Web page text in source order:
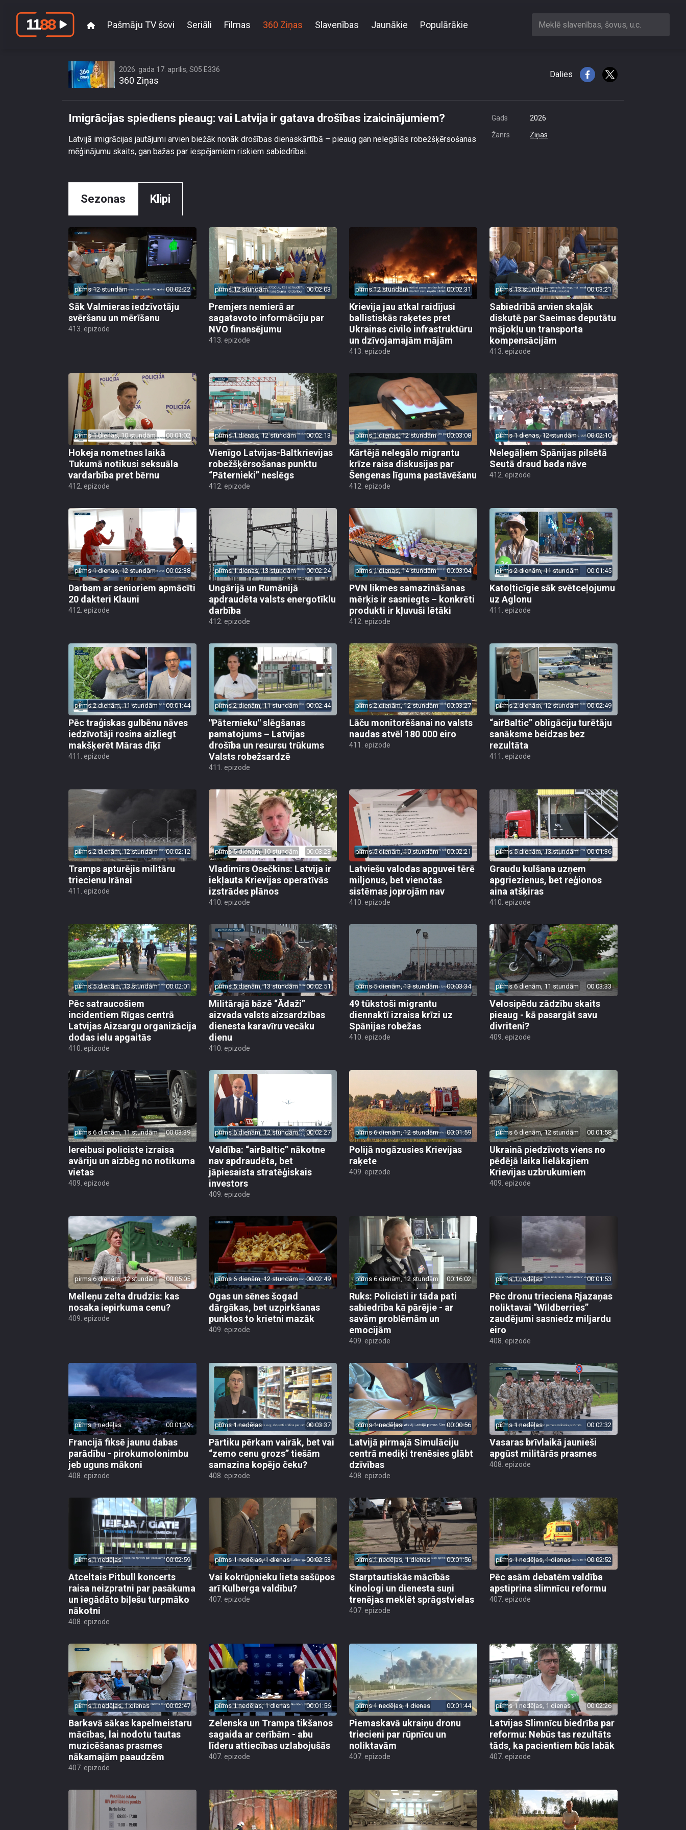
Pašmāju TV šovi Seriāli Filmas 360 Ziņas Slavenības Jaunākie Populārākie Meklē slavenības, šovus, u.c.
2026. gada 17. aprīlis, S05 E336
360 Ziņas
Dalies
Imigrācijas spiediens pieaug: vai Latvija ir gatava drošības izaicinājumiem?
Latvijā imigrācijas jautājumi arvien biežāk nonāk drošības dienaskārtībā – pieaug gan nelegālās robežšķērsošanas
mēģinājumu skaits, gan bažas par iespējamiem riskiem sabiedrībai.
Gads 2026
Žanrs Ziņas
Sezonas Klipi
pirms 12 stundām 00:02:22
Sāk Valmieras iedzīvotāju
svēršanu un mērīšanu
413. epizode
pirms 12 stundām 00:02:03
Premjers nemierā ar
sagatavoto informāciju par
NVO finansējumu
413. epizode
pirms 12 stundām 00:02:31
Krievija jau atkal raidījusi
ballistiskās raķetes pret
Ukrainas civilo infrastruktūru
un dzīvojamajām mājām
413. epizode
pirms 13 stundām 00:03:21
Sabiedrībā arvien skaļāk
diskutē par Saeimas deputātu
mājokļu un transporta
kompensācijām
413. epizode
pirms 1 dienas, 10 stundām 00:01:02
Hokeja nometnes laikā
Tukumā notikusi seksuāla
vardarbība pret bērnu
412. epizode
pirms 1 dienas, 12 stundām 00:02:13
Vienīgo Latvijas-Baltkrievijas
robežšķērsošanas punktu
“Pāternieki” neslēgs
412. epizode
pirms 1 dienas, 12 stundām 00:03:08
Kārtējā nelegālo migrantu
krīze raisa diskusijas par
Šengenas līguma pastāvēšanu
412. epizode
pirms 1 dienas, 12 stundām 00:02:10
Nelegāļiem Spānijas pilsētā
Seutā draud bada nāve
412. epizode
pirms 1 dienas, 12 stundām 00:02:38
Darbam ar senioriem apmācīti
20 dakteri Klauni
412. epizode
pirms 1 dienas, 13 stundām 00:02:24
Ungārijā un Rumānijā
apdraudēta valsts energotīklu
darbība
412. epizode
pirms 1 dienas, 14 stundām 00:03:04
PVN likmes samazināšanas
mērķis ir sasniegts – konkrēti
produkti ir kļuvuši lētāki
412. epizode
pirms 2 dienām, 11 stundām 00:01:45
Katoļticīgie sāk svētceļojumu
uz Aglonu
411. epizode
pirms 2 dienām, 11 stundām 00:01:44
Pēc traģiskas gulbēnu nāves
iedzīvotāji rosina aizliegt
makšķerēt Māras dīķī
411. epizode
pirms 2 dienām, 11 stundām 00:02:44
"Pāternieku" slēgšanas
pamatojums – Latvijas
drošība un resursu trūkums
Valsts robežsardzē
411. epizode
pirms 2 dienām, 12 stundām 00:03:27
Lāču monitorēšanai no valsts
naudas atvēl 180 000 eiro
411. epizode
pirms 2 dienām, 12 stundām 00:02:49
“airBaltic” obligāciju turētāju
sanāksme beidzas bez
rezultāta
411. epizode
pirms 2 dienām, 12 stundām 00:02:12
Tramps apturējis militāru
triecienu Irānai
411. epizode
pirms 5 dienām, 10 stundām 00:03:23
Vladimirs Osečkins: Latvija ir
iekļauta Krievijas operatīvās
izstrādes plānos
410. epizode
pirms 5 dienām, 10 stundām 00:02:21
Latviešu valodas apguvei tērē
miljonus, bet vienotas
sistēmas joprojām nav
410. epizode
pirms 5 dienām, 13 stundām 00:01:36
Graudu kulšana uzņem
apgriezienus, bet reģionos
aina atšķiras
410. epizode
pirms 5 dienām, 13 stundām 00:02:01
Pēc satraucošiem
incidentiem Rīgas centrā
Latvijas Aizsargu organizācija
dodas ielu apgaitās
410. epizode
pirms 5 dienām, 13 stundām 00:02:51
Militārajā bāzē “Ādaži”
aizvada valsts aizsardzības
dienesta karavīru vecāku
dienu
410. epizode
pirms 5 dienām, 13 stundām 00:03:34
49 tūkstoši migrantu
diennaktī izraisa krīzi uz
Spānijas robežas
410. epizode
pirms 6 dienām, 11 stundām 00:03:33
Velosipēdu zādzību skaits
pieaug - kā pasargāt savu
divriteni?
409. epizode
pirms 6 dienām, 11 stundām 00:03:39
Iereibusi policiste izraisa
avāriju un aizbēg no notikuma
vietas
409. epizode
pirms 6 dienām, 12 stundām 00:02:27
Valdība: “airBaltic” nākotne
nav apdraudēta, bet
jāpiesaista stratēģiskais
investors
409. epizode
pirms 6 dienām, 12 stundām 00:01:59
Polijā nogāzusies Krievijas
raķete
409. epizode
pirms 6 dienām, 12 stundām 00:01:58
Ukrainā piedzīvots viens no
pēdējā laika lielākajiem
Krievijas uzbrukumiem
409. epizode
pirms 6 dienām, 12 stundām 00:05:05
Melleņu zelta drudzis: kas
nosaka iepirkuma cenu?
409. epizode
pirms 6 dienām, 12 stundām 00:02:49
Ogas un sēnes šogad
dārgākas, bet uzpirkšanas
punktos to krietni mazāk
409. epizode
pirms 6 dienām, 12 stundām 00:16:02
Ruks: Policisti ir tāda pati
sabiedrība kā pārējie - ar
savām problēmām un
emocijām
409. epizode
pirms 1 nedēļas 00:01:53
Pēc dronu trieciena Rjazaņas
noliktavai “Wildberries”
zaudējumi sasniedz miljardu
eiro
408. epizode
pirms 1 nedēļas 00:01:29
Francijā fiksē jaunu dabas
parādību - pirokumolonimbu
jeb uguns mākoni
408. epizode
pirms 1 nedēļas 00:03:37
Pārtiku pērkam vairāk, bet vai
“zemo cenu grozs” tiešām
samazina kopējo čeku?
408. epizode
pirms 1 nedēļas 00:00:56
Latvijā pirmajā Simulāciju
centrā mediķi trenēsies glābt
dzīvības
408. epizode
pirms 1 nedēļas 00:02:32
Vasaras brīvlaikā jaunieši
apgūst militārās prasmes
408. epizode
pirms 1 nedēļas 00:02:59
Atceltais Pitbull koncerts
raisa neizpratni par pasākuma
un iegādāto biļešu turpmāko
nākotni
408. epizode
pirms 1 nedēļas, 1 dienas 00:02:53
Vai kokrūpnieku lieta sašūpos
arī Kulberga valdību?
407. epizode
pirms 1 nedēļas, 1 dienas 00:01:56
Starptautiskās mācībās
kinologi un dienesta suņi
trenējas meklēt sprāgstvielas
407. epizode
pirms 1 nedēļas, 1 dienas 00:02:52
Pēc asām debatēm valdība
apstiprina slimnīcu reformu
407. epizode
pirms 1 nedēļas, 1 dienas 00:02:47
Barkavā sākas kapelmeistaru
mācības, lai nodotu tautas
muzicēšanas prasmes
nākamajām paaudzēm
407. epizode
pirms 1 nedēļas, 1 dienas 00:01:56
Zelenska un Trampa tikšanos
sagaida ar cerībām - abu
līderu attiecības uzlabojušās
407. epizode
pirms 1 nedēļas, 1 dienas 00:01:44
Piemaskavā ukraiņu dronu
triecieni par rūpnīcu un
noliktavām
407. epizode
pirms 1 nedēļas, 1 dienas 00:02:26
Latvijas Slimnīcu biedrība par
reformu: Nebūs tas rezultāts
tāds, ka pacientiem būs labāk
407. epizode